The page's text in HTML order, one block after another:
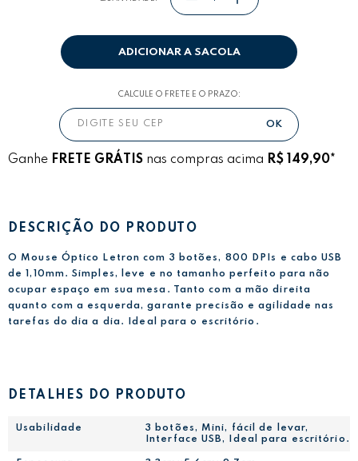
ADICIONAR A SACOLA
CALCULE O FRETE E O PRAZO:
Ganhe FRETE GRÁTIS nas compras acima R$ 149,90*
DESCRIÇÃO DO PRODUTO
O Mouse Óptico Letron com 3 botões, 800 DPIs e cabo USB
de 1,10mm. Simples, leve e no tamanho perfeito para não
ocupar espaço em sua mesa. Tanto com a mão direita
quanto com a esquerda, garante precisão e agilidade nas
tarefas do dia a dia. Ideal para o escritório.
DETALHES DO PRODUTO
Usabilidade
3 botões, Mini, fácil de levar,
Interface USB, Ideal para escritório.